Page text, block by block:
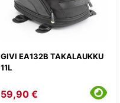
GIVI EA132B TAKALAUKKU
11L
59,90 €